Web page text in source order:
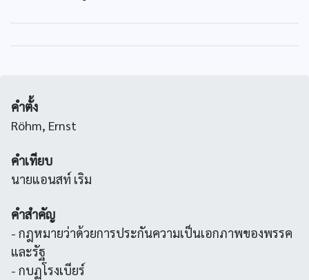
คำตั้ง
Röhm, Ernst
คำเทียบ
นายแอนสท์ เริม
คำสำคัญ
- กฎหมายว่าด้วยการประกันความเป็นเอกภาพของพรรค
และรัฐ
- กบฏโรงเบียร์